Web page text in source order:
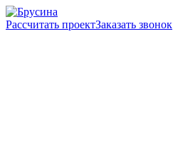
Рассчитать проектЗаказать звонок